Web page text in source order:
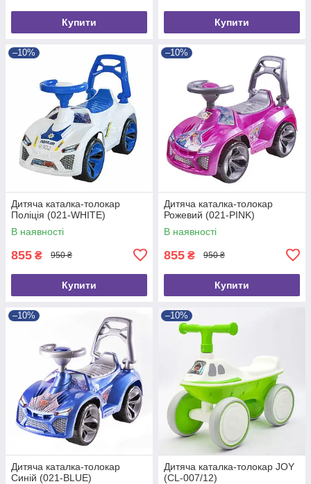
Купити Купити
–10%
Дитяча каталка-толокар
Поліція (021-WHITE)
В наявності
855 ₴ 950 ₴
Купити
–10%
Дитяча каталка-толокар
Рожевий (021-PINK)
В наявності
855 ₴ 950 ₴
Купити
–10%
Дитяча каталка-толокар
Синій (021-BLUE)
–10%
Дитяча каталка-толокар JOY
(CL-007/12)